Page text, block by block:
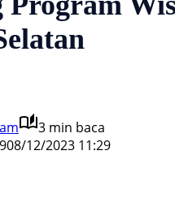
3 min baca
08/12/2023 11:29